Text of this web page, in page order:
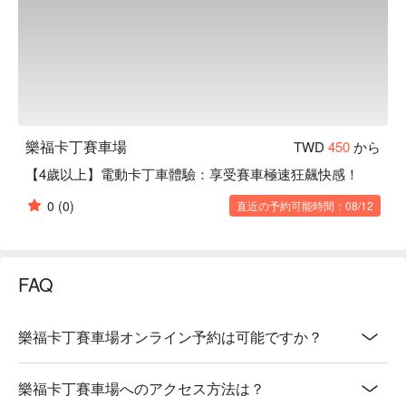
樂福卡丁賽車場 TWD 450から
【4歲以上】電動卡丁車體驗：享受賽車極速狂飆快感！
0 (0) 直近の予約可能時間：08/12
FAQ
樂福卡丁賽車場オンライン予約は可能ですか？
樂福卡丁賽車場へのアクセス方法は？